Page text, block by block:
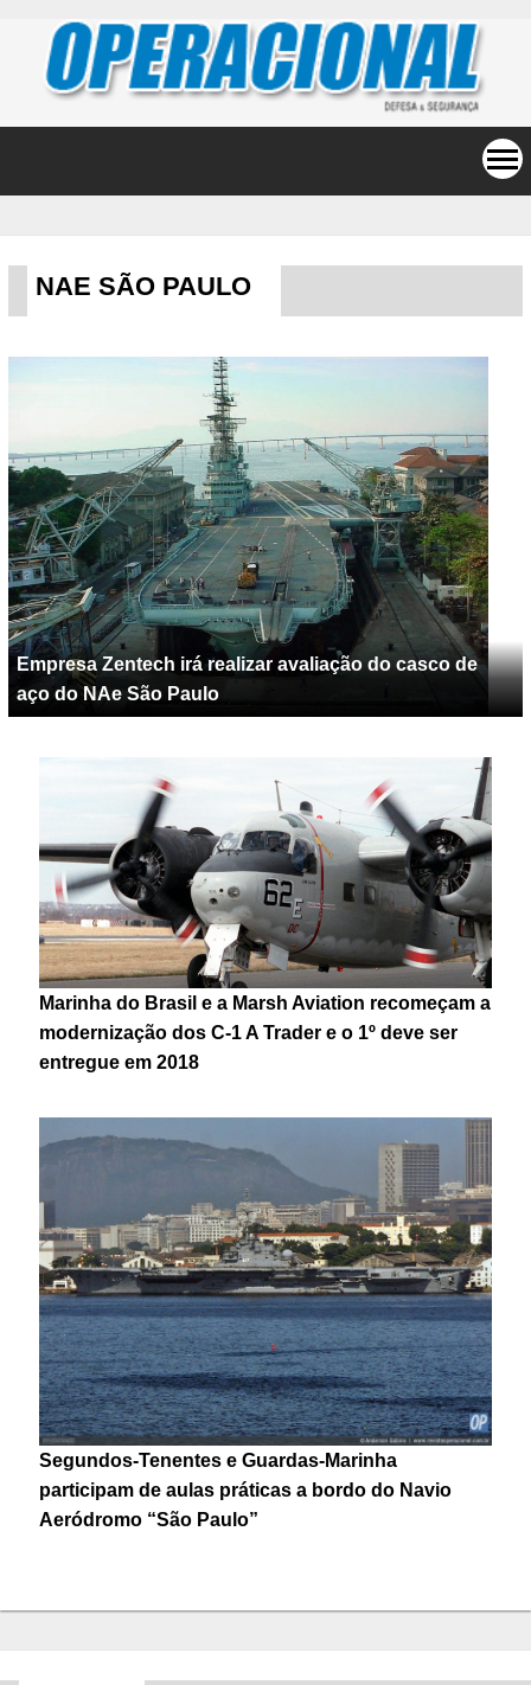
NAE SÃO PAULO
Empresa Zentech irá realizar avaliação do casco de
aço do NAe São Paulo
Marinha do Brasil e a Marsh Aviation recomeçam a
modernização dos C-1 A Trader e o 1º deve ser
entregue em 2018
Segundos-Tenentes e Guardas-Marinha
participam de aulas práticas a bordo do Navio
Aeródromo “São Paulo”